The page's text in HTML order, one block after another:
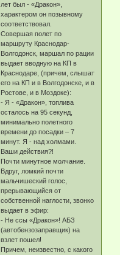
лет был - «Дракон»,
характером он позывному
соответствовал.
Совершая полет по
маршруту Краснодар-
Волгодонск, маршал по рации
выдает вводную на КП в
Краснодаре, (причем, слышат
его на КП и в Волгодонске, и в
Ростове, и в Моздоке):
- Я - «Дракон», топлива
осталось на 95 секунд,
минимально полетного
времени до посадки – 7
минут. Я - над холмами.
Ваши действия?!
Почти минутное молчание.
Вдруг, ломкий почти
мальчишеский голос,
прерывающийся от
собственной наглости, звонко
выдает в эфир:
- Не ссы «Дракон»! АБЗ
(автобензозаправщик) на
взлет пошел!
Причем, неизвестно, с какого